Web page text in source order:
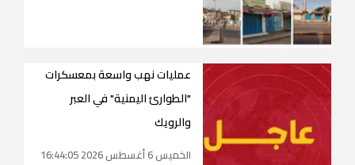
عمليات نهب واسعة بمعسكرات
"الطوارئ اليمنية" في العبر
والرويك
الخميس 6 أغسطس 2026 16:44:05